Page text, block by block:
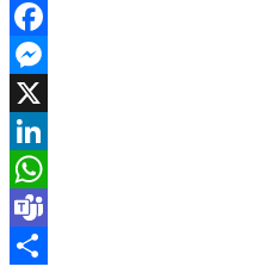
Email
Facebook
Messenger
X
LinkedIn
WhatsApp
Teams